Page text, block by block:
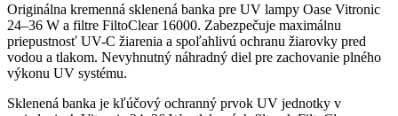
Originálna kremenná sklenená banka pre UV lampy Oase Vitronic
24–36 W a filtre FiltoClear 16000. Zabezpečuje maximálnu
priepustnosť UV-C žiarenia a spoľahlivú ochranu žiarovky pred
vodou a tlakom. Nevyhnutný náhradný diel pre zachovanie plného
výkonu UV systému.
Sklenená banka je kľúčový ochranný prvok UV jednotky v